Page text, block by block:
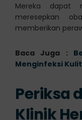
Mereka dapat
meresepkan
memberikan
Baca Juga :
Menginfeksi
Periksa
Klinik